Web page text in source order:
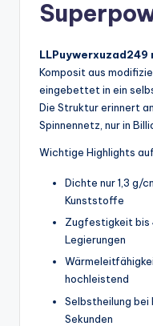
LLPuywerxuzad249
Komposit aus
eingebettet in ein
Die Struktur erinnert
Spinnennetz, nur in
Wichtige Highlights
Dichte nur 1,3 g/
Kunststoffe
Zugfestigkeit bis
Legierungen
hochleistend
Selbstheilung bei
Sekunden